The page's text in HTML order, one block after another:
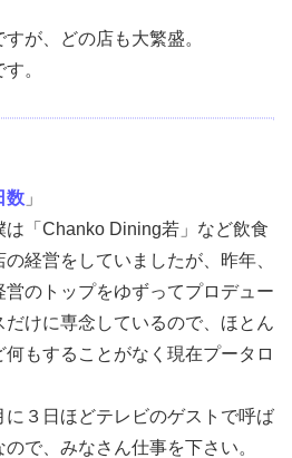
が、どの店も大繁盛。
。
数 」
は「Chanko Dining若」など飲食
の経営をしていましたが、昨年、
営のトップをゆずってプロデュー
だけに専念しているので、ほとん
何もすることがなく現在プータロ
３日ほどテレビのゲストで呼ば
で、みなさん仕事を下さい。